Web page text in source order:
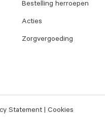
Bestelling herroepen
Acties
Zorgvergoeding
Statement Cookies